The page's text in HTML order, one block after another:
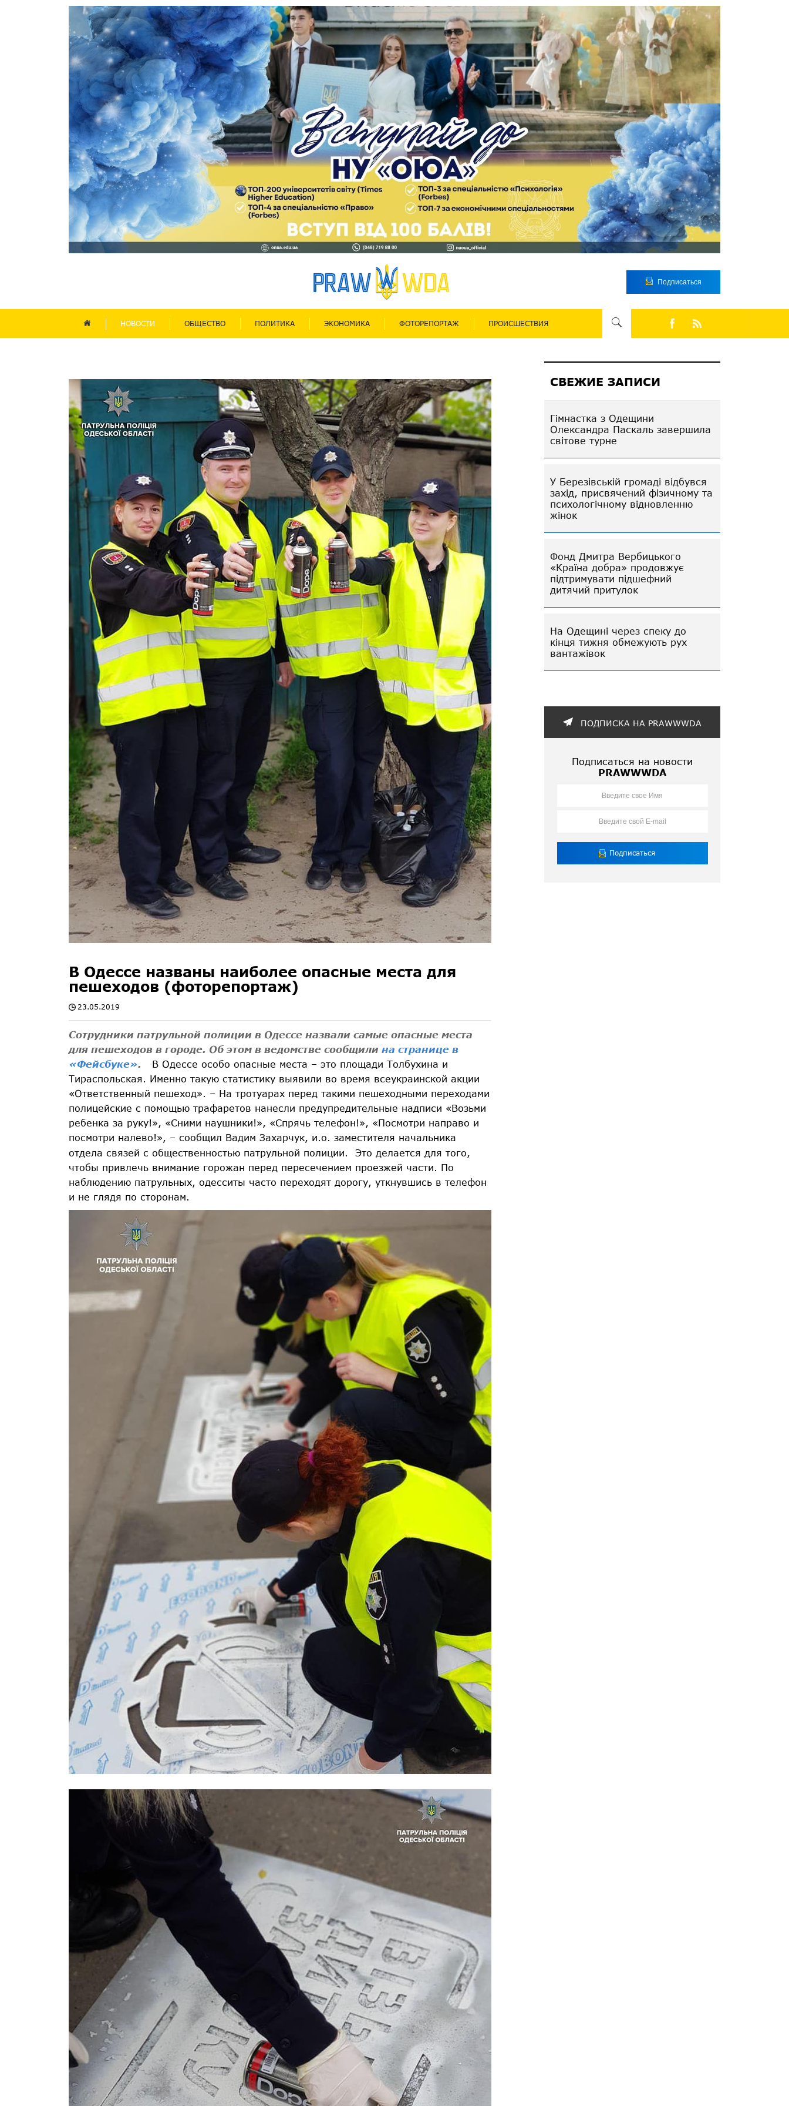
Подписаться
НОВОСТИ ОБЩЕСТВО ПОЛИТИКА ЭКОНОМИКА ФОТОРЕПОРТАЖ ПРОИСШЕСТВИЯ
В Одессе названы наиболее опасные места для
пешеходов (фоторепортаж)
23.05.2019
Сотрудники патрульной полиции в Одессе назвали самые опасные места
для пешеходов в городе. Об этом в ведомстве сообщили на странице в
«Фейсбуке».
В Одессе особо опасные места – это площади Толбухина и
Тираспольская. Именно такую статистику выявили во время всеукраинской акции
«Ответственный пешеход». – На тротуарах перед такими пешеходными переходами
полицейские с помощью трафаретов нанесли предупредительные надписи «Возьми
ребенка за руку!», «Сними наушники!», «Спрячь телефон!», «Посмотри направо и
посмотри налево!», – сообщил Вадим Захарчук, и.о. заместителя начальника
отдела связей с общественностью патрульной полиции.
Это делается для того,
чтобы привлечь внимание горожан перед пересечением проезжей части. По
наблюдению патрульных, одесситы часто переходят дорогу, уткнувшись в телефон
и не глядя по сторонам.
СВЕЖИЕ ЗАПИСИ
Гімнастка з Одещини
Олександра Паскаль завершила
світове турне
У Березівській громаді відбувся
захід, присвячений фізичному та
психологічному відновленню
жінок
Фонд Дмитра Вербицького
«Країна добра» продовжує
підтримувати підшефний
дитячий притулок
На Одещині через спеку до
кінця тижня обмежують рух
вантажівок
ПОДПИСКА НА PRAWWWDA
Подписаться на новости
PRAWWWDA